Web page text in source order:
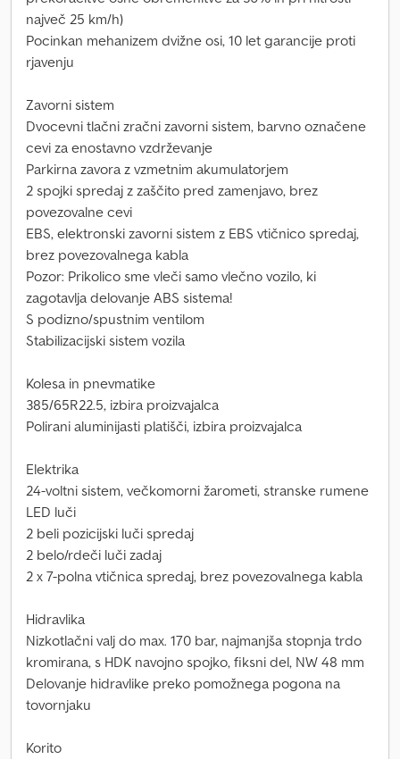
največ 25 km/h)
Pocinkan mehanizem dvižne osi, 10 let garancije proti
rjavenju
Zavorni sistem
Dvocevni tlačni zračni zavorni sistem, barvno označene
cevi za enostavno vzdrževanje
Parkirna zavora z vzmetnim akumulatorjem
2 spojki spredaj z zaščito pred zamenjavo, brez
povezovalne cevi
EBS, elektronski zavorni sistem z EBS vtičnico spredaj,
brez povezovalnega kabla
Pozor: Prikolico sme vleči samo vlečno vozilo, ki
zagotavlja delovanje ABS sistema!
S podizno/spustnim ventilom
Stabilizacijski sistem vozila
Kolesa in pnevmatike
385/65R22.5, izbira proizvajalca
Polirani aluminijasti platišči, izbira proizvajalca
Elektrika
24-voltni sistem, večkomorni žarometi, stranske rumene
LED luči
2 beli pozicijski luči spredaj
2 belo/rdeči luči zadaj
2 x 7-polna vtičnica spredaj, brez povezovalnega kabla
Hidravlika
Nizkotlačni valj do max. 170 bar, najmanjša stopnja trdo
kromirana, s HDK navojno spojko, fiksni del, NW 48 mm
Delovanje hidravlike preko pomožnega pogona na
tovornjaku
Korito